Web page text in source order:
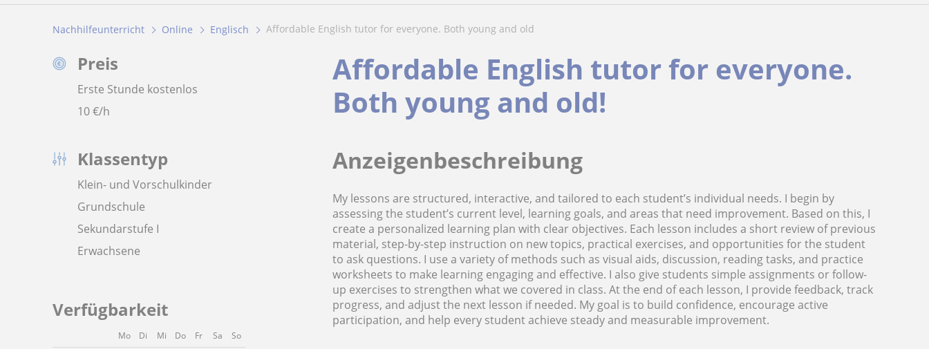
Nachhilfeunterricht Online Englisch Affordable English tutor for everyone. Both young and old
Preis
Erste Stunde kostenlos
10€/h
Klassentyp
Klein- und Vorschulkinder
Grundschule
Sekundarstufe I
Erwachsene
Verfügbarkeit
Mo Di Mi Do Fr Sa So
Affordable English tutor for everyone.
Both young and old!
Anzeigenbeschreibung
My lessons are structured, interactive, and tailored to each student’s individual needs. I begin by
assessing the student’s current level, learning goals, and areas that need improvement. Based on this, I
create a personalized learning plan with clear objectives. Each lesson includes a short review of previous
material, step-by-step instruction on new topics, practical exercises, and opportunities for the student
to ask questions. I use a variety of methods such as visual aids, discussion, reading tasks, and practice
worksheets to make learning engaging and effective. I also give students simple assignments or follow-
up exercises to strengthen what we covered in class. At the end of each lesson, I provide feedback, track
progress, and adjust the next lesson if needed. My goal is to build confidence, encourage active
participation, and help every student achieve steady and measurable improvement.